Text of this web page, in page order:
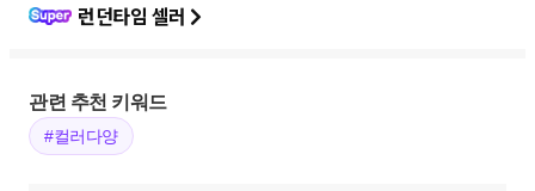
런던타임 셀러
관련 추천 키워드
#컬러다양